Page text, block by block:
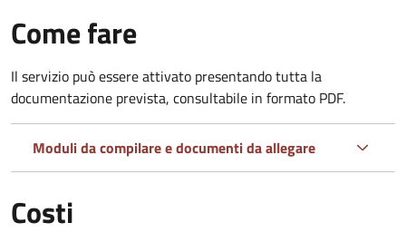
Come fare
Il servizio può essere attivato presentando tutta la
documentazione prevista, consultabile in formato PDF.
Moduli da compilare e documenti da allegare
Costi